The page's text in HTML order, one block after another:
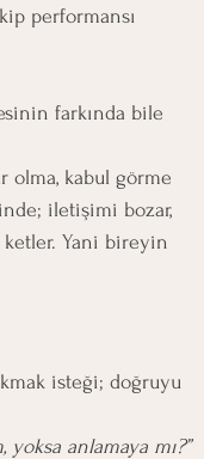
performansı
olma, kabul görme
iletişimi bozar,
Yani bireyin
isteği; doğruyu
yoksa anlamaya mı?”